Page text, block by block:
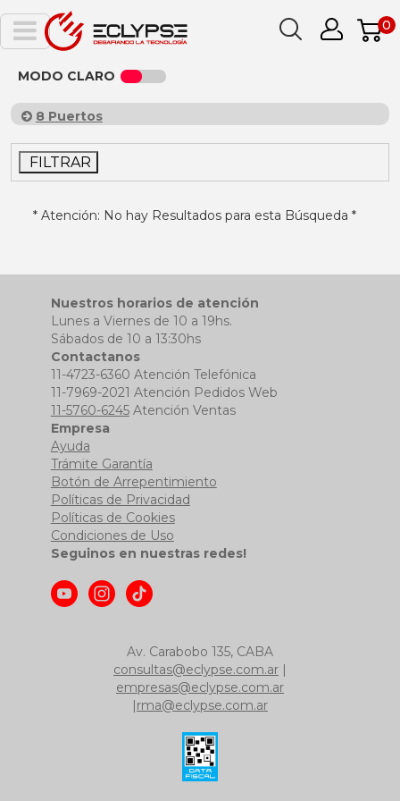
0
MODO CLARO
8 Puertos
FILTRAR
* Atención: No hay Resultados para esta Búsqueda *
Nuestros horarios de atención
Lunes a Viernes de 10 a 19hs.
Sábados de 10 a 13:30hs
Contactanos
11-4723-6360 Atención Telefónica
11-7969-2021 Atención Pedidos Web
11-5760-6245Atención Ventas
Empresa
Ayuda
Trámite Garantía
Botón de Arrepentimiento
Políticas de Privacidad
Políticas de Cookies
Condiciones de Uso
Seguinos en nuestras redes!
Av. Carabobo 135, CABA
consultas@eclypse.com.ar
empresas@eclypse.com.ar
rma@eclypse.com.ar